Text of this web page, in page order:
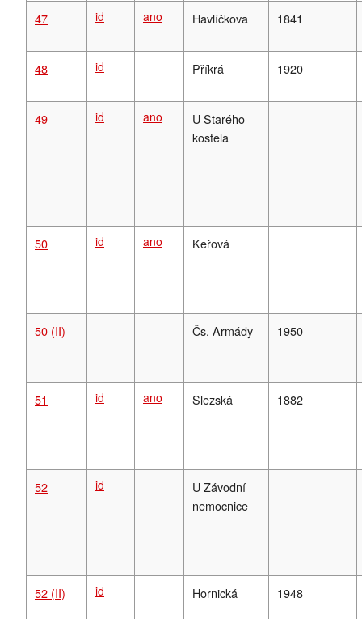
47 id ano Havlíčkova 1841
48 id Příkrá 1920
49 id ano
U Starého
kostela
50 id ano Keřová
50 (II) Čs. Armády 1950
51 id ano Slezská 1882
52 id
U Závodní
nemocnice
52 (II) id Hornická 1948